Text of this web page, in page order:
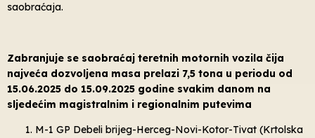
saobraćaja.
Zabranjuje se saobraćaj teretnih motornih vozila čija
najveća dozvoljena masa prelazi 7,5 tona u periodu od
15.06.2025 do 15.09.2025 godine svakim danom na
sljedećim magistralnim i regionalnim putevima
M-1 GP Debeli brijeg-Herceg-Novi-Kotor-Tivat (Krtolska